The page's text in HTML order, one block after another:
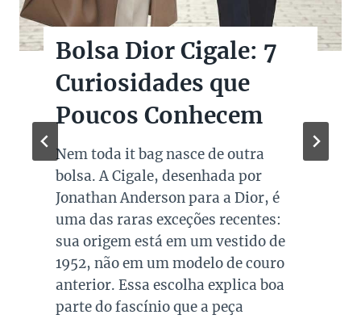
Bolsas Pretas de
Marcas de Luxo na
Super Sale dos Pais
Quando falamos de cores de bolsas,
os modelos em preto são os mais
queridos e tradicionais, estando
presente no guarda roupa de quase
todas as mulheres. Esta é uma cor
versátil, clássica e atemporal e
investir em peças neste tom garante
combinações para quase todo look